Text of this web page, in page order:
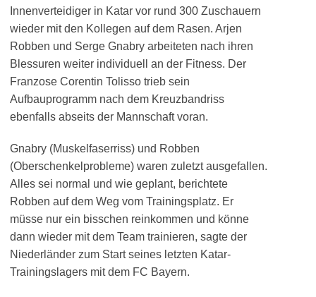
Innenverteidiger in Katar vor rund 300 Zuschauern
wieder mit den Kollegen auf dem Rasen. Arjen
Robben und Serge Gnabry arbeiteten nach ihren
Blessuren weiter individuell an der Fitness. Der
Franzose Corentin Tolisso trieb sein
Aufbauprogramm nach dem Kreuzbandriss
ebenfalls abseits der Mannschaft voran.
Gnabry (Muskelfaserriss) und Robben
(Oberschenkelprobleme) waren zuletzt ausgefallen.
Alles sei normal und wie geplant, berichtete
Robben auf dem Weg vom Trainingsplatz. Er
müsse nur ein bisschen reinkommen und könne
dann wieder mit dem Team trainieren, sagte der
Niederländer zum Start seines letzten Katar-
Trainingslagers mit dem FC Bayern.